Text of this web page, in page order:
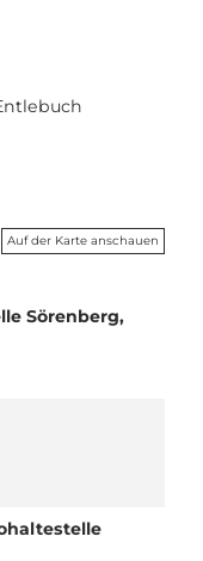
Auf der Karte anschauen
Sörenberg,